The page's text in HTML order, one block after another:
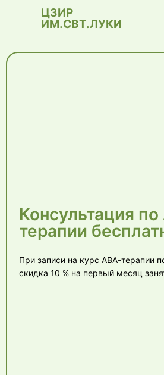
ЦЗИР
ИМ.СВТ.ЛУКИ
Консультация
терапии
При записи на курс АВА-терапии
скидка 10 % на первый месяц